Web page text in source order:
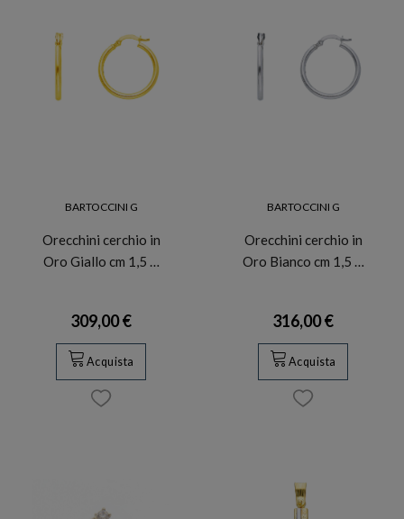
BARTOCCINI G
Orecchini cerchio in
Oro Giallo cm 1,5 …
309,00 €
Acquista
BARTOCCINI G
Orecchini cerchio in
Oro Bianco cm 1,5 …
316,00 €
Acquista